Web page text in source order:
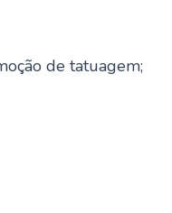
de tatuagem;